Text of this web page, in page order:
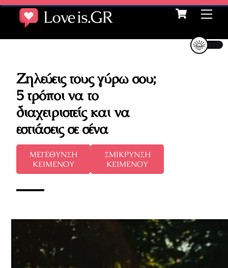
Skip
content
Cart
Ζηλεύεις τους γύρω σου;
5 τρόποι να το
διαχειριστείς και να
εστιάσεις σε σένα
ΜΕΓΕΘΥΝΣΗ
ΚΕΙΜΕΝΟΥ
ΣΜΙΚΡΥΝΣΗ
ΚΕΙΜΕΝΟΥ